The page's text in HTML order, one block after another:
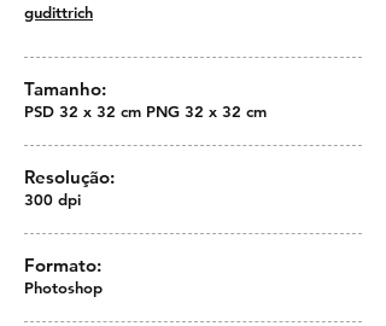
gudittrich
Tamanho:
PSD 32 x 32 cm PNG 32 x 32 cm
Resolução:
300 dpi
Formato:
Photoshop